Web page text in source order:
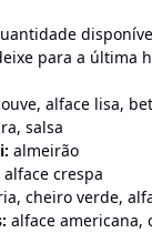
para a última
alface lisa,
salsa
almeirão
alface crespa
cheiro verde,
alface americana,